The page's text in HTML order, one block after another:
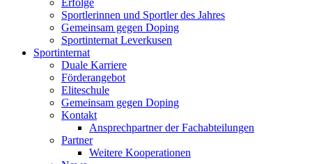
Sportlerinnen und Sportler des Jahres
Gemeinsam gegen Doping
Sportinternat Leverkusen
Sportinternat
Duale Karriere
Förderangebot
Eliteschule
Gemeinsam gegen Doping
Kontakt
Ansprechpartner der Fachabteilungen
Partner
Weitere Kooperationen